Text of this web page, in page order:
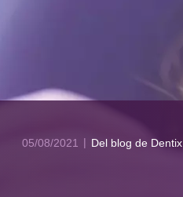
05/08/2021 Del blog de Dentix